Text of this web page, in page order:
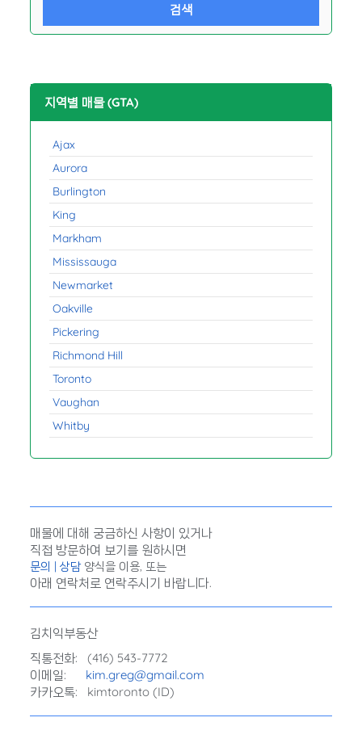
검색
지역별 매물 (GTA)
Ajax
Aurora
Burlington
King
Markham
Mississauga
Newmarket
Oakville
Pickering
Richmond Hill
Toronto
Vaughan
Whitby
매물에 대해 궁금하신 사항이 있거나
직접 방문하여 보기를 원하시면
문의 | 상담양식을 이용, 또는
아래 연락처로 연락주시기 바랍니다.
김치익부동산
직통전화: (416) 543-7772
이메일: kim.greg@gmail.com
카카오톡: kimtoronto (ID)